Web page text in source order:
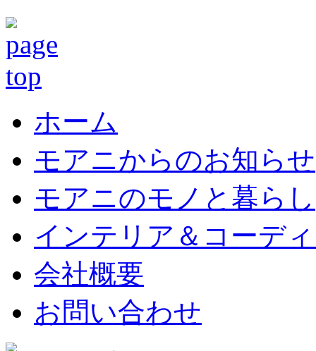
ホーム
モアニからのお知らせ
モアニのモノと暮らし
インテリア＆コーデ
会社概要
お問い合わせ